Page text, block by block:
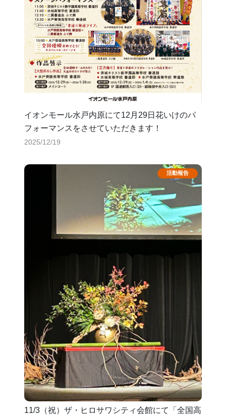
イオンモール水戸内原にて12月29日花いけのパ
フォーマンスをさせていただきます！
2025/12/19
11/3（祝）ザ・ヒロサワシティ会館にて「全国高